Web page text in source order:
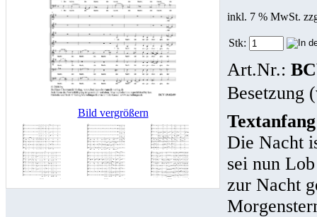
Bild vergrößern
inkl. 7 % MwSt.
Stk:
Art.Nr.:
Besetzung
Die Nacht
sei nun
zur Nacht